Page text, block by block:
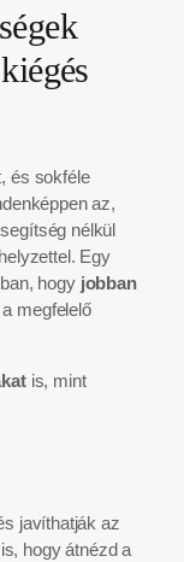
és sokféle
az,
nélkül
Egy
hogy jobban
megfelelő
is, mint
javíthatják az
hogy átnézd a